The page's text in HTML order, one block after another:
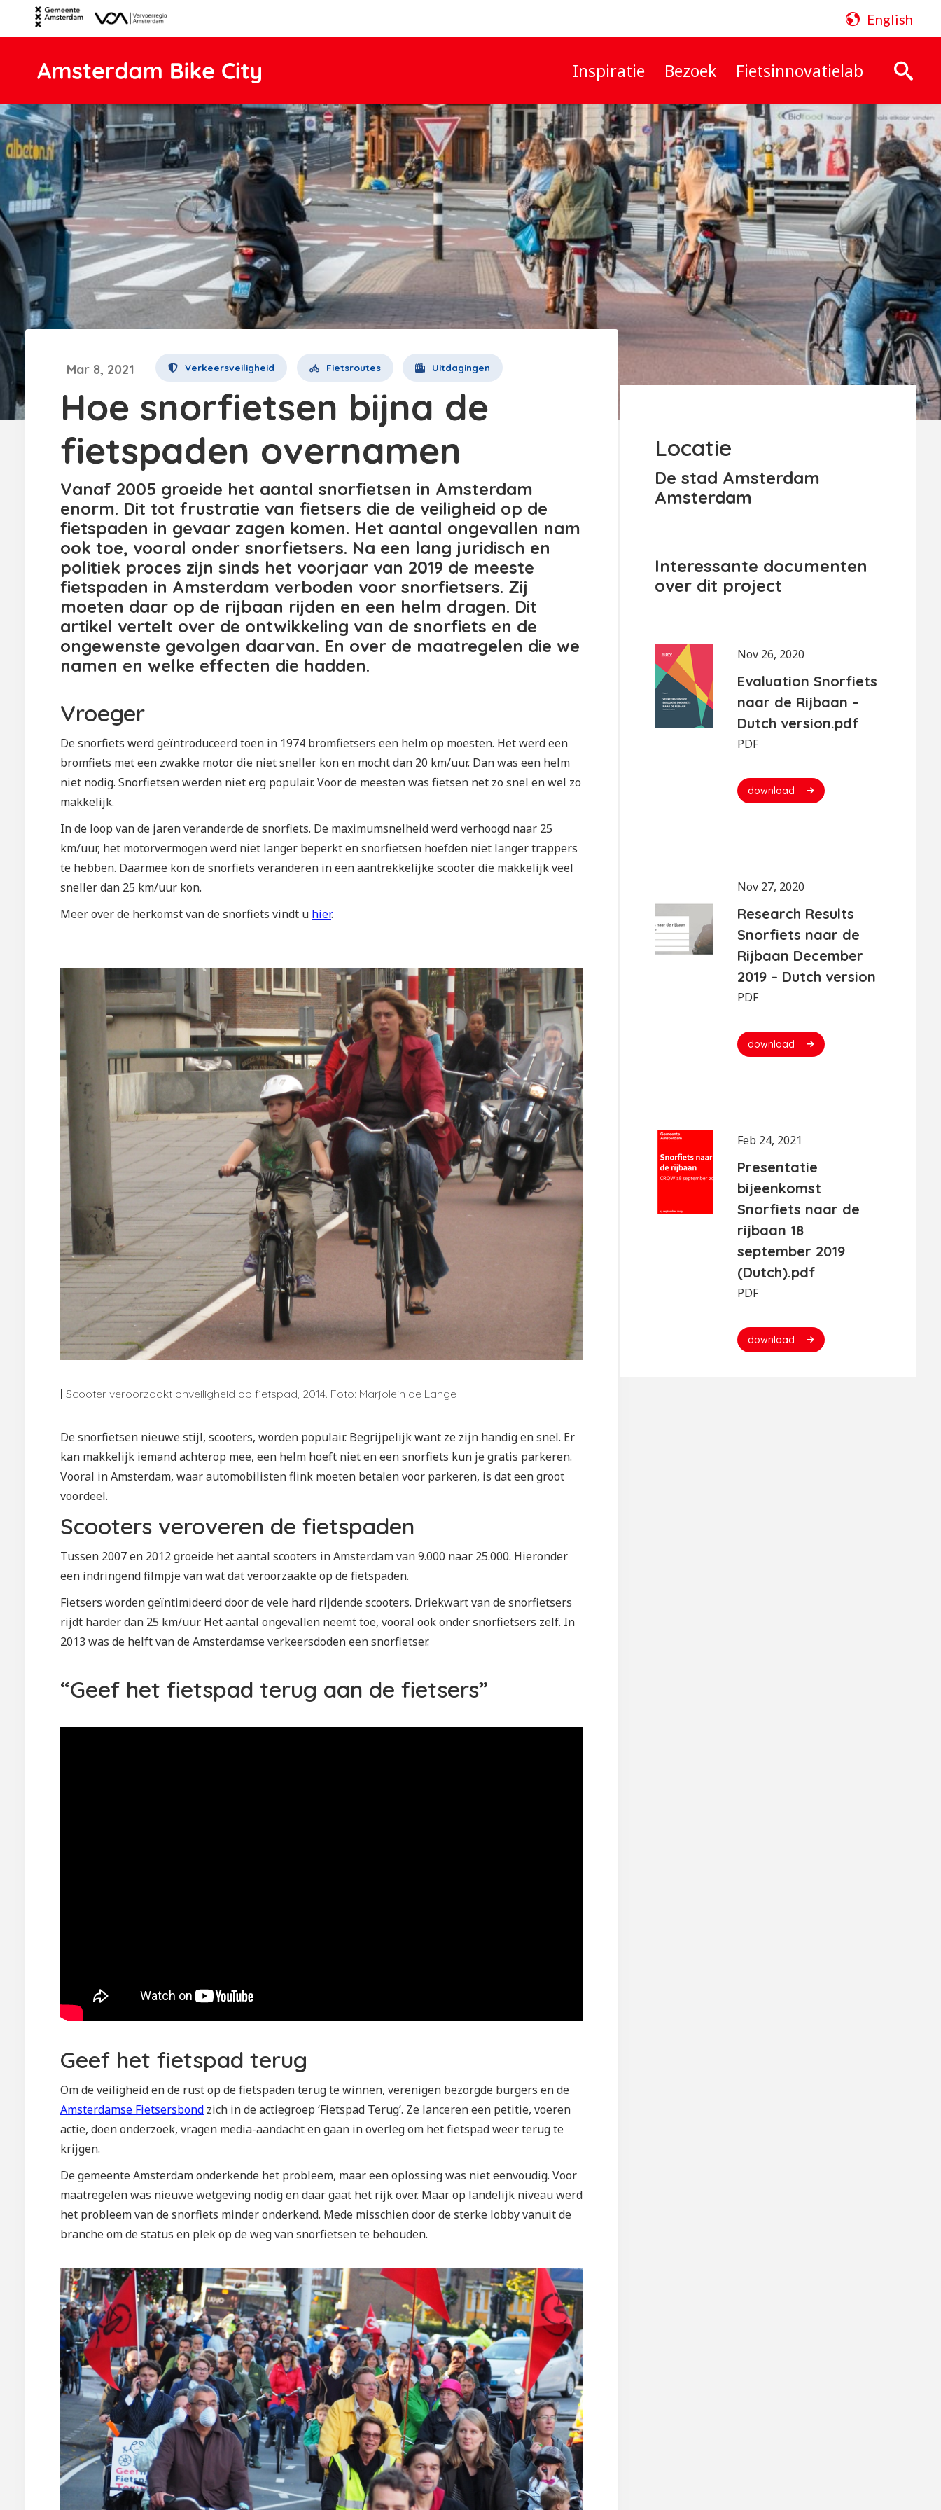
English
Inspiratie Bezoek Fietsinnovatielab Zoeken:
Mar 8, 2021 Verkeersveiligheid Fietsroutes Uitdagingen
Hoe snorfietsen bijna de
fietspaden overnamen
Vanaf 2005 groeide het aantal snorfietsen in Amsterdam
enorm. Dit tot frustratie van fietsers die de veiligheid op de
fietspaden in gevaar zagen komen. Het aantal ongevallen nam
ook toe, vooral onder snorfietsers. Na een lang juridisch en
politiek proces zijn sinds het voorjaar van 2019 de meeste
fietspaden in Amsterdam verboden voor snorfietsers. Zij
moeten daar op de rijbaan rijden en een helm dragen. Dit
artikel vertelt over de ontwikkeling van de snorfiets en de
ongewenste gevolgen daarvan. En over de maatregelen die we
namen en welke effecten die hadden.
Vroeger
De snorfiets werd geïntroduceerd toen in 1974 bromfietsers een helm op moesten. Het werd een
bromfiets met een zwakke motor die niet sneller kon en mocht dan 20 km/uur. Dan was een helm
niet nodig. Snorfietsen werden niet erg populair. Voor de meesten was fietsen net zo snel en wel zo
makkelijk.
In de loop van de jaren veranderde de snorfiets. De maximumsnelheid werd verhoogd naar 25
km/uur, het motorvermogen werd niet langer beperkt en snorfietsen hoefden niet langer trappers
te hebben. Daarmee kon de snorfiets veranderen in een aantrekkelijke scooter die makkelijk veel
sneller dan 25 km/uur kon.
Meer over de herkomst van de snorfiets vindt u hier.
| Scooter veroorzaakt onveiligheid op fietspad, 2014. Foto: Marjolein de Lange
De snorfietsen nieuwe stijl, scooters, worden populair. Begrijpelijk want ze zijn handig en snel. Er
kan makkelijk iemand achterop mee, een helm hoeft niet en een snorfiets kun je gratis parkeren.
Vooral in Amsterdam, waar automobilisten flink moeten betalen voor parkeren, is dat een groot
voordeel.
Scooters veroveren de fietspaden
Tussen 2007 en 2012 groeide het aantal scooters in Amsterdam van 9.000 naar 25.000. Hieronder
een indringend filmpje van wat dat veroorzaakte op de fietspaden.
Fietsers worden geïntimideerd door de vele hard rijdende scooters. Driekwart van de snorfietsers
rijdt harder dan 25 km/uur. Het aantal ongevallen neemt toe, vooral ook onder snorfietsers zelf. In
2013 was de helft van de Amsterdamse verkeersdoden een snorfietser.
“Geef het fietspad terug aan de fietsers”
Geef het fietspad terug
Om de veiligheid en de rust op de fietspaden terug te winnen, verenigen bezorgde burgers en de
Amsterdamse Fietsersbond zich in de actiegroep ‘Fietspad Terug’. Ze lanceren een petitie, voeren
actie, doen onderzoek, vragen media-aandacht en gaan in overleg om het fietspad weer terug te
krijgen.
De gemeente Amsterdam onderkende het probleem, maar een oplossing was niet eenvoudig. Voor
maatregelen was nieuwe wetgeving nodig en daar gaat het rijk over. Maar op landelijk niveau werd
het probleem van de snorfiets minder onderkend. Mede misschien door de sterke lobby vanuit de
branche om de status en plek op de weg van snorfietsen te behouden.
Locatie
De stad Amsterdam
Amsterdam
Interessante documenten
over dit project
Nov 26, 2020
Evaluation Snorfiets
naar de Rijbaan –
Dutch version.pdf
PDF
download
Nov 27, 2020
Research Results
Snorfiets naar de
Rijbaan December
2019 – Dutch version
PDF
download
Feb 24, 2021
Presentatie
bijeenkomst
Snorfiets naar de
rijbaan 18
september 2019
(Dutch).pdf
PDF
download